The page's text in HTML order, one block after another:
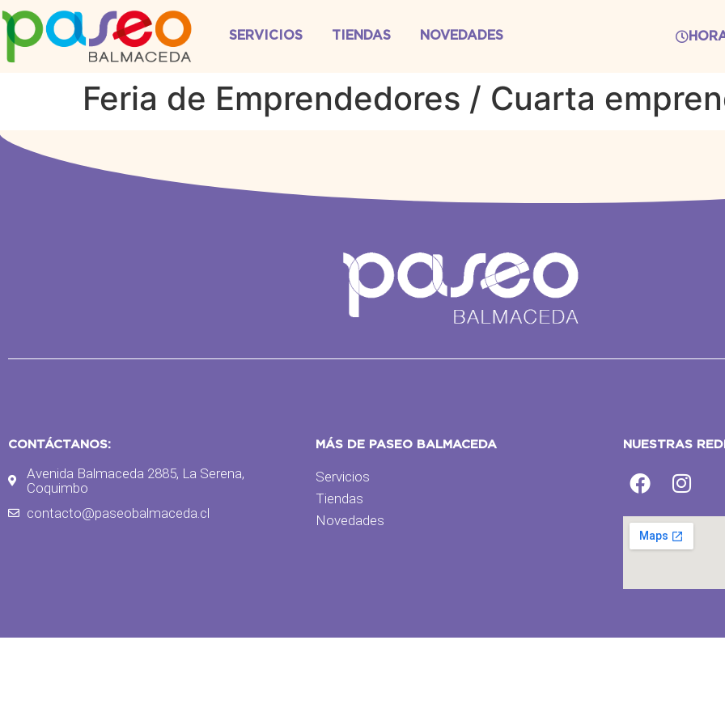
SERVICIOS TIENDAS NOVEDADES
Feria de Emprendedores / Cuarta
CONTÁCTANOS:
Avenida Balmaceda 2885, La Serena,
Coquimbo
contacto@paseobalmaceda.cl
MÁS DE PASEO BALMACEDA
Servicios
Tiendas
Novedades
NUESTRAS